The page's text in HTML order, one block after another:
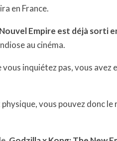
en France.
Empire est déjà sorti
au cinéma.
inquiétez pas, vous avez
vous pouvez donc